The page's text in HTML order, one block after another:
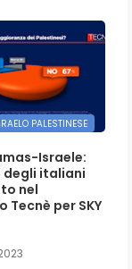
PALESTINESE
Israele:
degli italiani
nel
Tecnè per SKY